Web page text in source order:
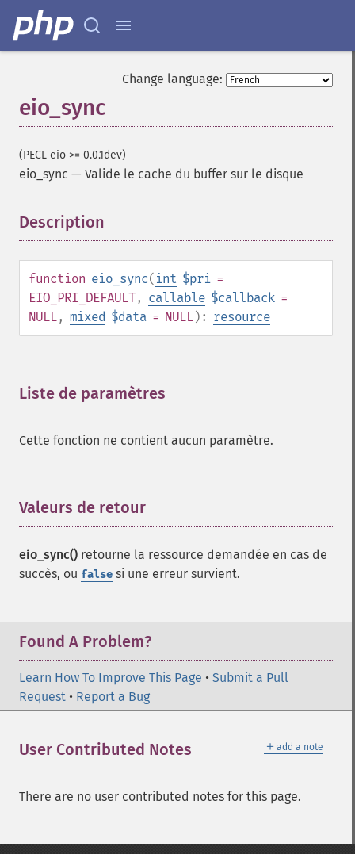
Change language:
eio_sync
(PECL eio >= 0.0.1dev)
eio_sync — Valide le cache du buffer sur le disque
Description
function eio_sync( int $pri =
EIO_PRI_DEFAULT, callable $callback =
NULL, mixed $data = NULL): resource
Liste de paramètres
Cette fonction ne contient aucun paramètre.
Valeurs de retour
eio_sync() retourne la ressource demandée en cas de
succès, ou false si une erreur survient.
Found A Problem?
Learn How To Improve This Page • Submit a Pull
Request • Report a Bug
＋ add a note
User Contributed Notes
There are no user contributed notes for this page.